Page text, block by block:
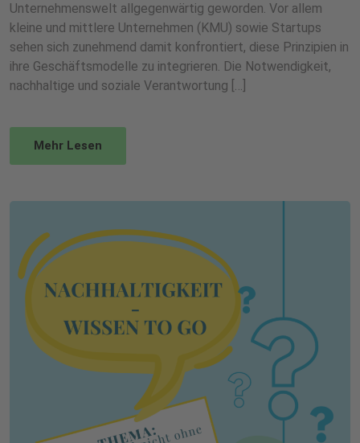
Unternehmenswelt allgegenwärtig geworden. Vor allem
kleine und mittlere Unternehmen (KMU) sowie Startups
sehen sich zunehmend damit konfrontiert, diese Prinzipien in
ihre Geschäftsmodelle zu integrieren. Die Notwendigkeit,
nachhaltige und soziale Verantwortung […]
Mehr Lesen